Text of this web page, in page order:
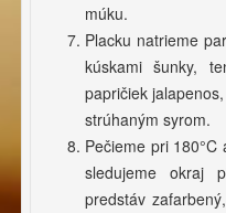
múku.
Placku natrieme
kúskami šunky,
papričiek
strúhaným syrom.
Pečieme pri
sledujeme okraj
predstáv